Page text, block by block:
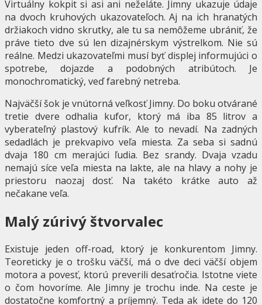
Virtuálny kokpit si asi ani neželáte. Jimny ukazuje údaje
na dvoch kruhových ukazovateľoch. Aj na ich hranatých
držiakoch vidno skrutky, ale tu sa nemôžeme ubrániť, že
práve tieto dve sú len dizajnérskym výstrelkom. Nie sú
reálne. Medzi ukazovateľmi musí byť displej informujúci o
spotrebe, dojazde a podobných atribútoch. Je
monochromatický, veď farebný netreba.
Najväčší šok je vnútorná veľkosť Jimny. Do boku otvárané
tretie dvere odhalia kufor, ktorý má iba 85 litrov a
vyberateľný plastový kufrík. Ale to nevadí. Na zadných
sedadlách je prekvapivo veľa miesta. Za seba si sadnú
dvaja 180 cm merajúci ľudia. Bez srandy. Dvaja vzadu
nemajú síce veľa miesta na lakte, ale na hlavy a nohy je
priestoru naozaj dosť. Na takéto krátke auto až
nečakane veľa.
Malý zúrivý štvorvalec
Existuje jeden off-road, ktorý je konkurentom Jimny.
Teoreticky je o trošku väčší, má o dve deci väčší objem
motora a povesť, ktorú preverili desaťročia. Istotne viete
o čom hovoríme. Ale Jimny je trochu inde. Na ceste je
dostatočne komfortný a príjemný. Teda ak idete do 120